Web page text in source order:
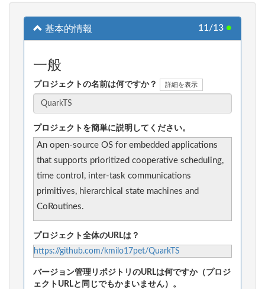
基本的情報 11/13 ●
一般
プロジェクトの名前は何ですか？ 詳細を表示
プロジェクトを簡単に説明してください。
An open-source OS for embedded applications
that supports prioritized cooperative scheduling,
time control, inter-task communications
primitives, hierarchical state machines and
CoRoutines.
プロジェクト全体のURLは？
https://github.com/kmilo17pet/QuarkTS
バージョン管理リポジトリのURLは何ですか（プロジ
ェクトURLと同じでもかまいません）。